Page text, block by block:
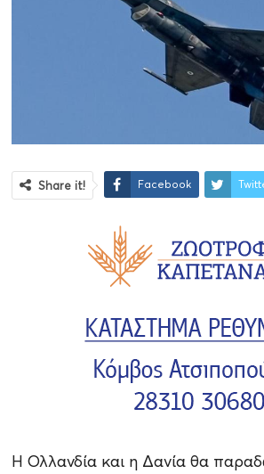
Share it! Facebook
Η Ολλανδία και η Δανία θα